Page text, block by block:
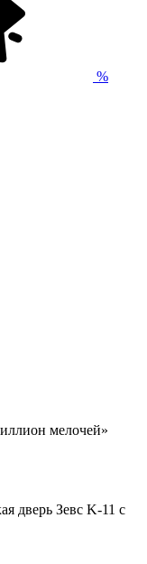
%
мелочей»
дверь Зевс K-11 с